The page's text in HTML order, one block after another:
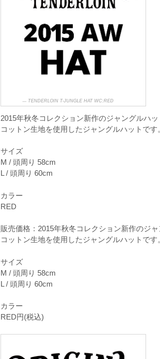
TENDERLOIN T-JUNGLE HAT WC:RED
2015年秋冬コレクション新作のジャングルハッ
コットン生地を使用したジャングルハットです
サイズ
M / 頭周り 58cm
L / 頭周り 60cm
カラー
RED
販売価格：2015年秋冬コレクション新作のジャ
コットン生地を使用したジャングルハットです
サイズ
M / 頭周り 58cm
L / 頭周り 60cm
カラー
RED円(税込)